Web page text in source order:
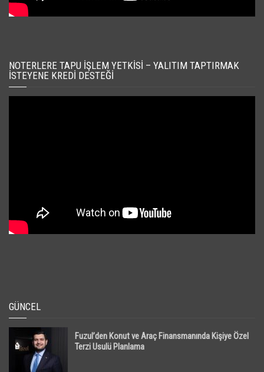
NOTERLERE TAPU İŞLEM YETKISI – YALITIM TAPTIRMAK
İSTEYENE KREDI DESTEĞI
GÜNCEL
Fuzul’den Konut ve Araç Finansmanında Kişiye Özel
Terzi Usulü Planlama